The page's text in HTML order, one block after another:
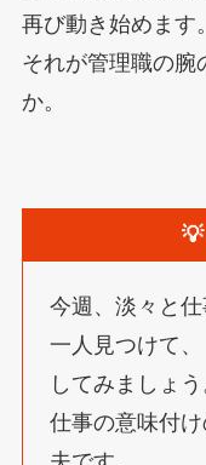
再び動き始めま
それが管理職の腕
か。
今週、淡々と
一人見つけて
してみましょ
仕事の意味付